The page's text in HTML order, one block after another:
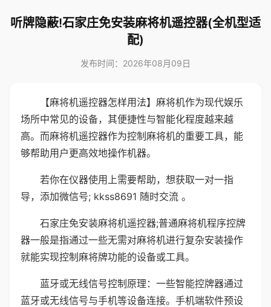
听牌隐蔽!石家庄免安装麻将机遥控器(全机型适
配)
发布时间：2026年08月09日
【麻将机遥控器怎样用法】麻将机作为现代娱乐
场所中常见的设备，其便捷性与智能化程度越来越
高。而麻将机遥控器作为控制麻将机的重要工具，能
够帮助用户更高效地操作机器。
若你在仪器使用上需要帮助，想获取一对一指
导，添加微信号; kkss8691 随时交流 。
石家庄免安装麻将机遥控器;普通麻将机程序控牌
器一般是指通过一些无需对麻将机进行复杂安装操作
就能实现控制麻将牌功能的设备或工具。
蓝牙或无线信号控制原理：一些智能控牌器通过
蓝牙或无线信号与手机等设备连接。手机端软件预设